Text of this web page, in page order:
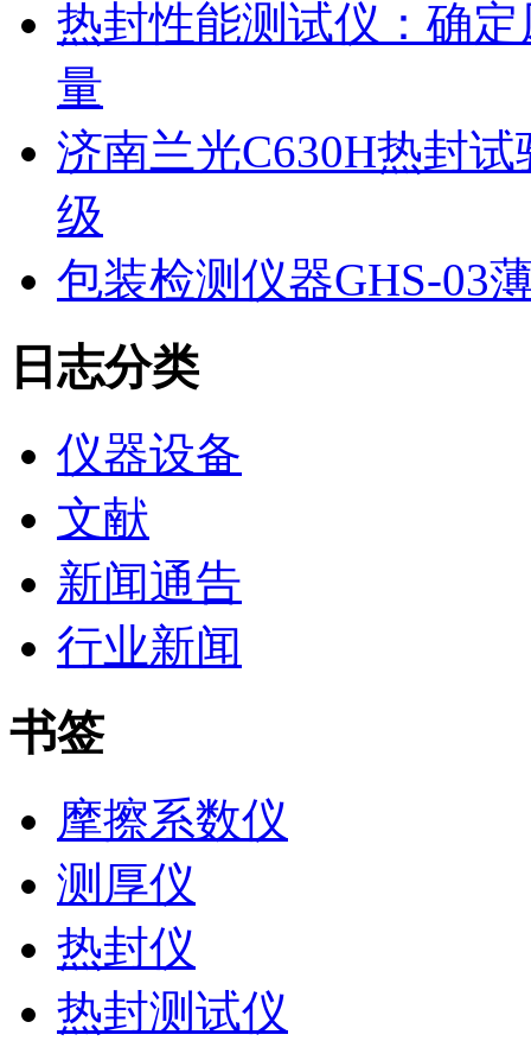
热封性能测试仪：确
量
济南兰光C630H热封
级
包装检测仪器GHS-03
日志分类
仪器设备
文献
新闻通告
行业新闻
书签
摩擦系数仪
测厚仪
热封仪
热封测试仪